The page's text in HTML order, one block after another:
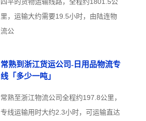
里，运输大约需要19.5小时，由陆连物
流公
常熟到浙江货运公司-日用品物流专
线「多少一吨」
常熟至浙江物流公司全程约197.8公里，
专线运输用时大约2.3小时，可运输直达